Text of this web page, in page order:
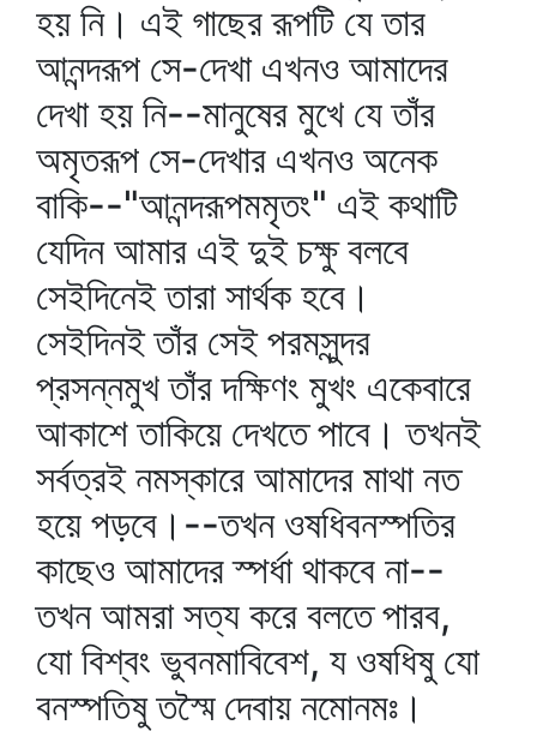
হয় নি। এই গাছের রূপটি যে তার
আনন্দরূপ সে-দেখা এখনও আমাদের
দেখা হয় নি--মানুষের মুখে যে তাঁর
অমৃতরূপ সে-দেখার এখনও অনেক
বাকি--"আনন্দরূপমমৃতং" এই কথাটি
যেদিন আমার এই দুই চক্ষু বলবে
সেইদিনেই তারা সার্থক হবে।
সেইদিনই তাঁর সেই পরমসুন্দর
প্রসন্নমুখ তাঁর দক্ষিণং মুখং একেবারে
আকাশে তাকিয়ে দেখতে পাবে। তখনই
সর্বত্রই নমস্কারে আমাদের মাথা নত
হয়ে পড়বে।--তখন ওষধিবনস্পতির
কাছেও আমাদের স্পর্ধা থাকবে না--
তখন আমরা সত্য করে বলতে পারব,
যো বিশ্বং ভুবনমাবিবেশ, য ওষধিষু যো
বনস্পতিষু তস্মৈ দেবায় নমোনমঃ।